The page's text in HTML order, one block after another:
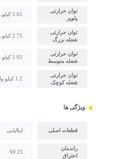
توان حرارتی
پلوپز
3.65 کیلو وات
توان حرارتی
شعله بزرگ
2.75 کیلو وات
توان حرارتی
شعله متوسط
1.92 کیلو وات
توان حرارتی
شعله کوچک
1.2 کیلو وات
ویژگی ها
قطعات اصلی ایتالیایی
راندمان
احتراق
60.25